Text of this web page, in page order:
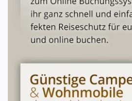
Schutzbrief (Pannenschutzbrief) der
Abschnitt A 3 der AKB².
Kfz-Versicherung. Unverbindliche
Haftung bei Unfällen
Der Mieter wird wegen der Haftung
auf Abschnitt 7 der allgemeinen
hingewiesen. Mehrere Mieter